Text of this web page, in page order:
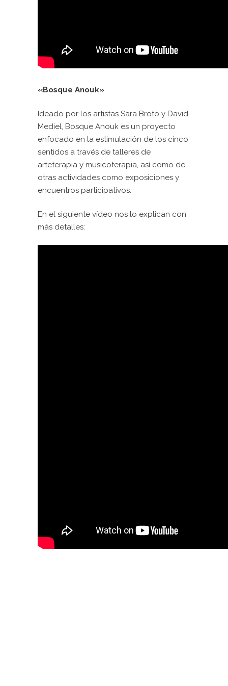
«Bosque Anouk»
Ideado por los artistas Sara Broto y David
Mediel, Bosque Anouk es un proyecto
enfocado en la estimulación de los cinco
sentidos a través de talleres de
arteterapia y musicoterapia, así como de
otras actividades como exposiciones y
encuentros participativos.
En el siguiente vídeo nos lo explican con
más detalles: